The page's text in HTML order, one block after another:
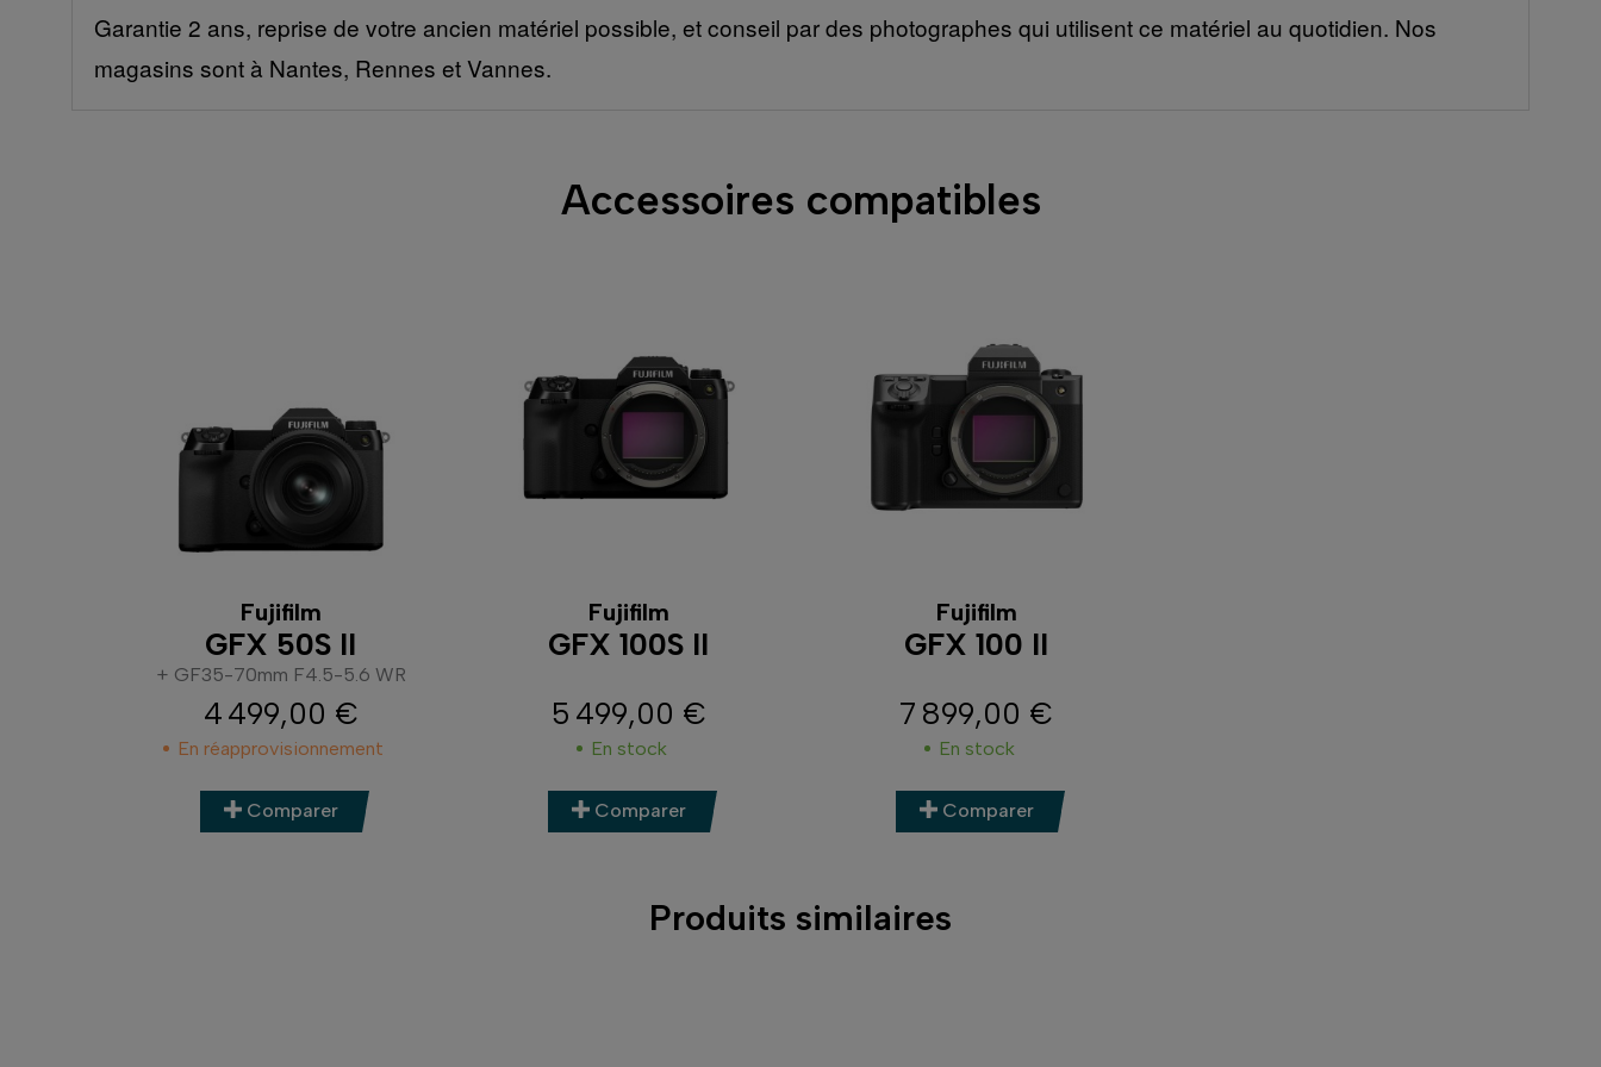
Garantie 2 ans, reprise de votre ancien matériel possible, et conseil par des photographes qui utilisent ce matériel au quotidien. Nos
magasins sont à Nantes, Rennes et Vannes.
Accessoires compatibles
Fujifilm
GFX 50S II
+ GF35-70mm F4.5-5.6 WR
Prix
4 499,00 €
En réapprovisionnement
Comparer
Fujifilm
GFX 100S II
Prix
5 499,00 €
En stock
Comparer
Fujifilm
GFX 100 II
Prix
7 899,00 €
En stock
Comparer
Produits similaires